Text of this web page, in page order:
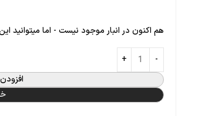
هم اکنون در انبار موجود نیست - اما میتوانید